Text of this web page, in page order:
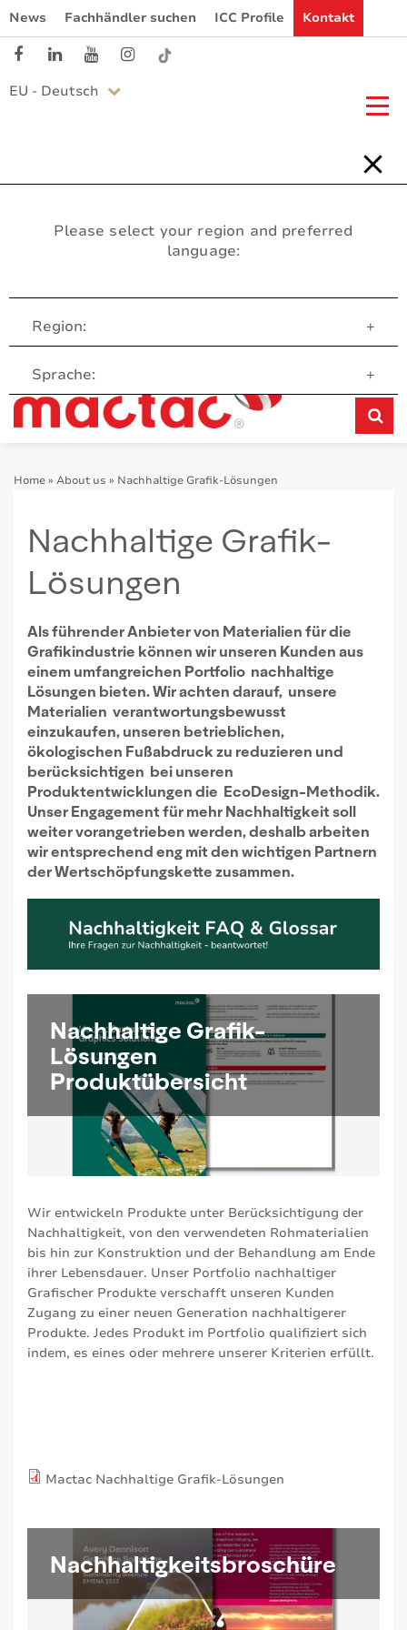
News Fachhändler suchen ICC Profile Kontakt
EU - Deutsch
Please select your region and preferred
language:
Region: +
Sprache: +
Customer Service
Home» About us » Nachhaltige Grafik-Lösungen
Nachhaltige Grafik-
Lösungen
Als führender Anbieter von Materialien für die
Grafikindustrie können wir unseren Kunden aus
einem umfangreichen Portfolio nachhaltige
Lösungen bieten. Wir achten darauf, unsere
Materialien verantwortungsbewusst
einzukaufen, unseren betrieblichen,
ökologischen Fußabdruck zu reduzieren und
berücksichtigen bei unseren
Produktentwicklungen die EcoDesign-Methodik.
Unser Engagement für mehr Nachhaltigkeit soll
weiter vorangetrieben werden, deshalb arbeiten
wir entsprechend eng mit den wichtigen Partnern
der Wertschöpfungskette zusammen.
Nachhaltige Grafik-
Lösungen
Produktübersicht
Wir entwickeln Produkte unter Berücksichtigung der
Nachhaltigkeit, von den verwendeten Rohmaterialien
bis hin zur Konstruktion und der Behandlung am Ende
ihrer Lebensdauer. Unser Portfolio nachhaltiger
Grafischer Produkte verschafft unseren Kunden
Zugang zu einer neuen Generation nachhaltigerer
Produkte. Jedes Produkt im Portfolio qualifiziert sich
indem, es eines oder mehrere unserer Kriterien erfüllt.
Mactac Nachhaltige Grafik-Lösungen
Nachhaltigkeitsbroschüre